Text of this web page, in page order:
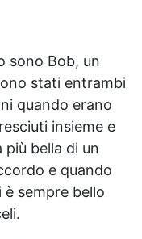
sono Bob, un
stati entrambi
quando erano
insieme e
più bella di un
e quando
sempre bello